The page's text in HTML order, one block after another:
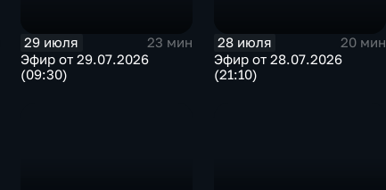
29 июля
23 мин
Эфир от 29.07.2026
(09:30)
28 июля
20 мин
Эфир от 28.07.2026
(21:10)